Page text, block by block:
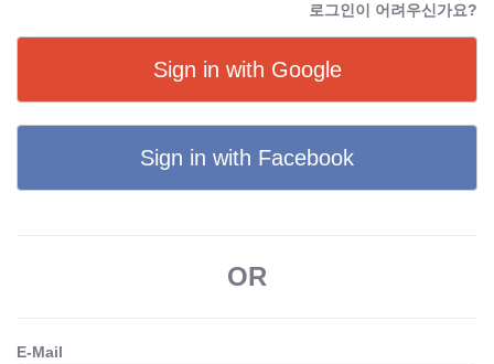
로그인이 어려우신가요?
Sign in with Google
Sign in with Facebook
OR
E-Mail